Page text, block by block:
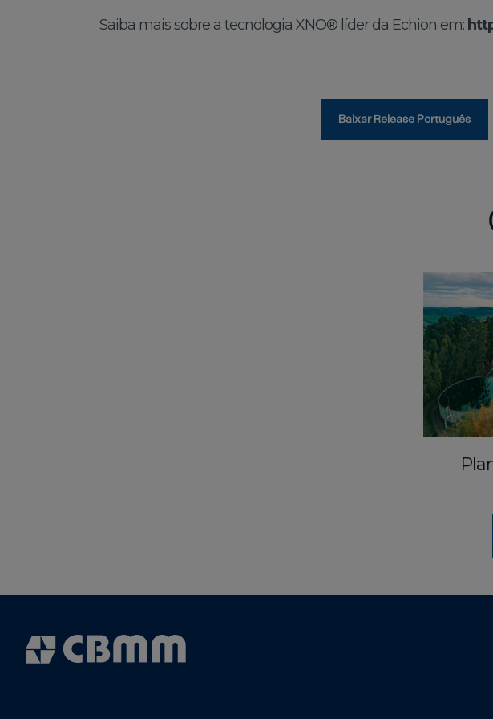
Saiba mais sobre a tecnologia XNO® líder da Echion em:
Baixar Release Português